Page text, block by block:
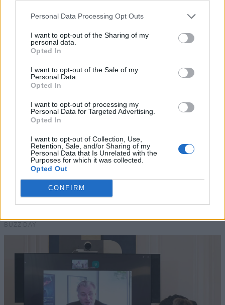
Personal Data Processing Opt Outs
I want to opt-out of the Sharing of my
personal data.
Opted In
I want to opt-out of the Sale of my
Personal Data.
Opted In
I want to opt-out of processing my
Personal Data for Targeted Advertising.
Opted In
I want to opt-out of Collection, Use,
Retention, Sale, and/or Sharing of my
Personal Data that Is Unrelated with the
Purposes for which it was collected.
Opted Out
CONFIRM